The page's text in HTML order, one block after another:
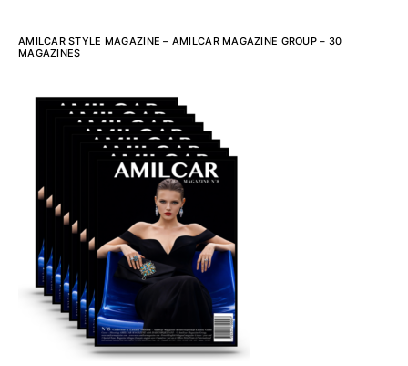
AMILCAR STYLE MAGAZINE – AMILCAR MAGAZINE GROUP – 30
MAGAZINES